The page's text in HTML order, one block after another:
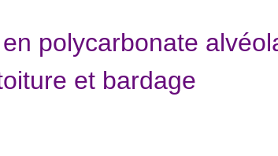
polycarbonate
et bardage